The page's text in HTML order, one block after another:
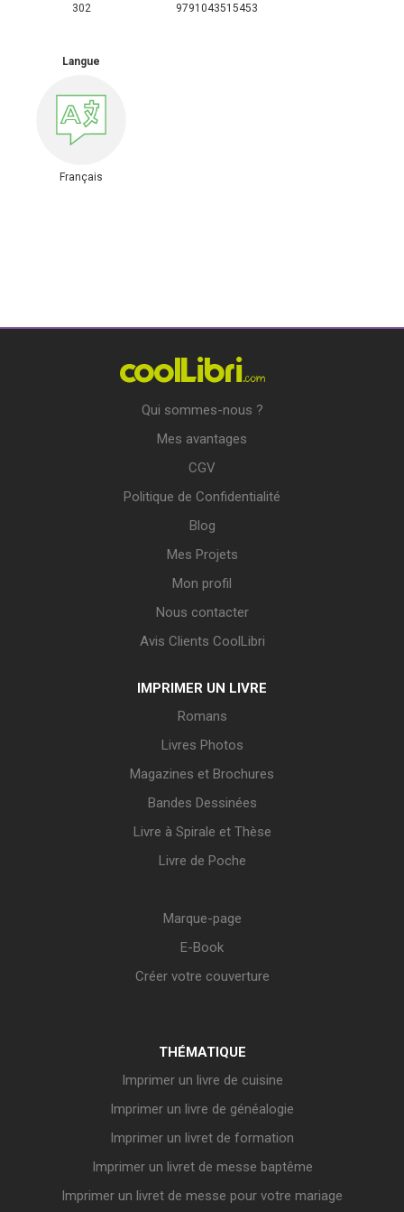
302 9791043515453
Langue
Français
Qui sommes-nous ?
Mes avantages
CGV
Politique de Confidentialité
Blog
Mes Projets
Mon profil
Nous contacter
Avis Clients CoolLibri
IMPRIMER UN LIVRE
Romans
Livres Photos
Magazines et Brochures
Bandes Dessinées
Livre à Spirale et Thèse
Livre de Poche
Marque-page
E-Book
Créer votre couverture
THÉMATIQUE
Imprimer un livre de cuisine
Imprimer un livre de généalogie
Imprimer un livret de formation
Imprimer un livret de messe baptême
Imprimer un livret de messe pour votre mariage